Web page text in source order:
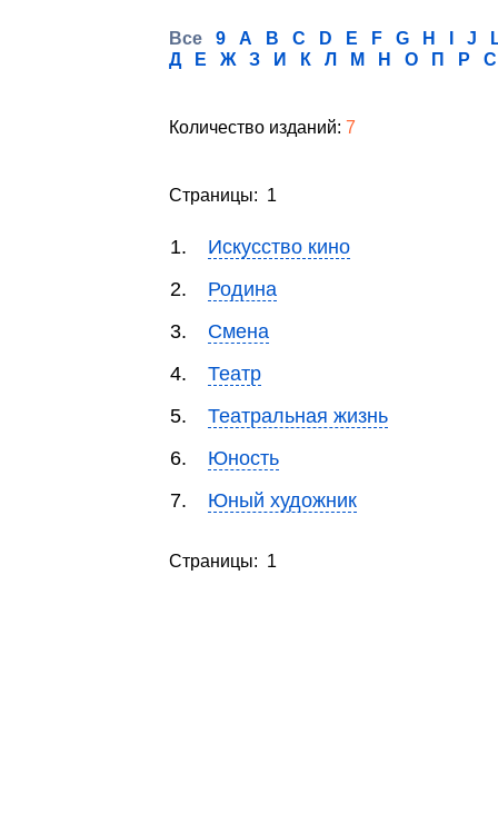
Все 9 A B C D E F G H J
Д
Е Ж З И К Л М Н О П Р С
Количество изданий: 7
Страницы: 1
1.
Искусство кино
2.
Родина
3.
Смена
4.
Театр
5.
Театральная жизнь
6.
Юность
7.
Юный художник
Страницы: 1